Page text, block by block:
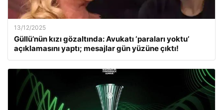
13/12/2025
Güllü’nün kızı gözaltında: Avukatı ‘paraları yoktu’
açıklamasını yaptı; mesajlar gün yüzüne çıktı!